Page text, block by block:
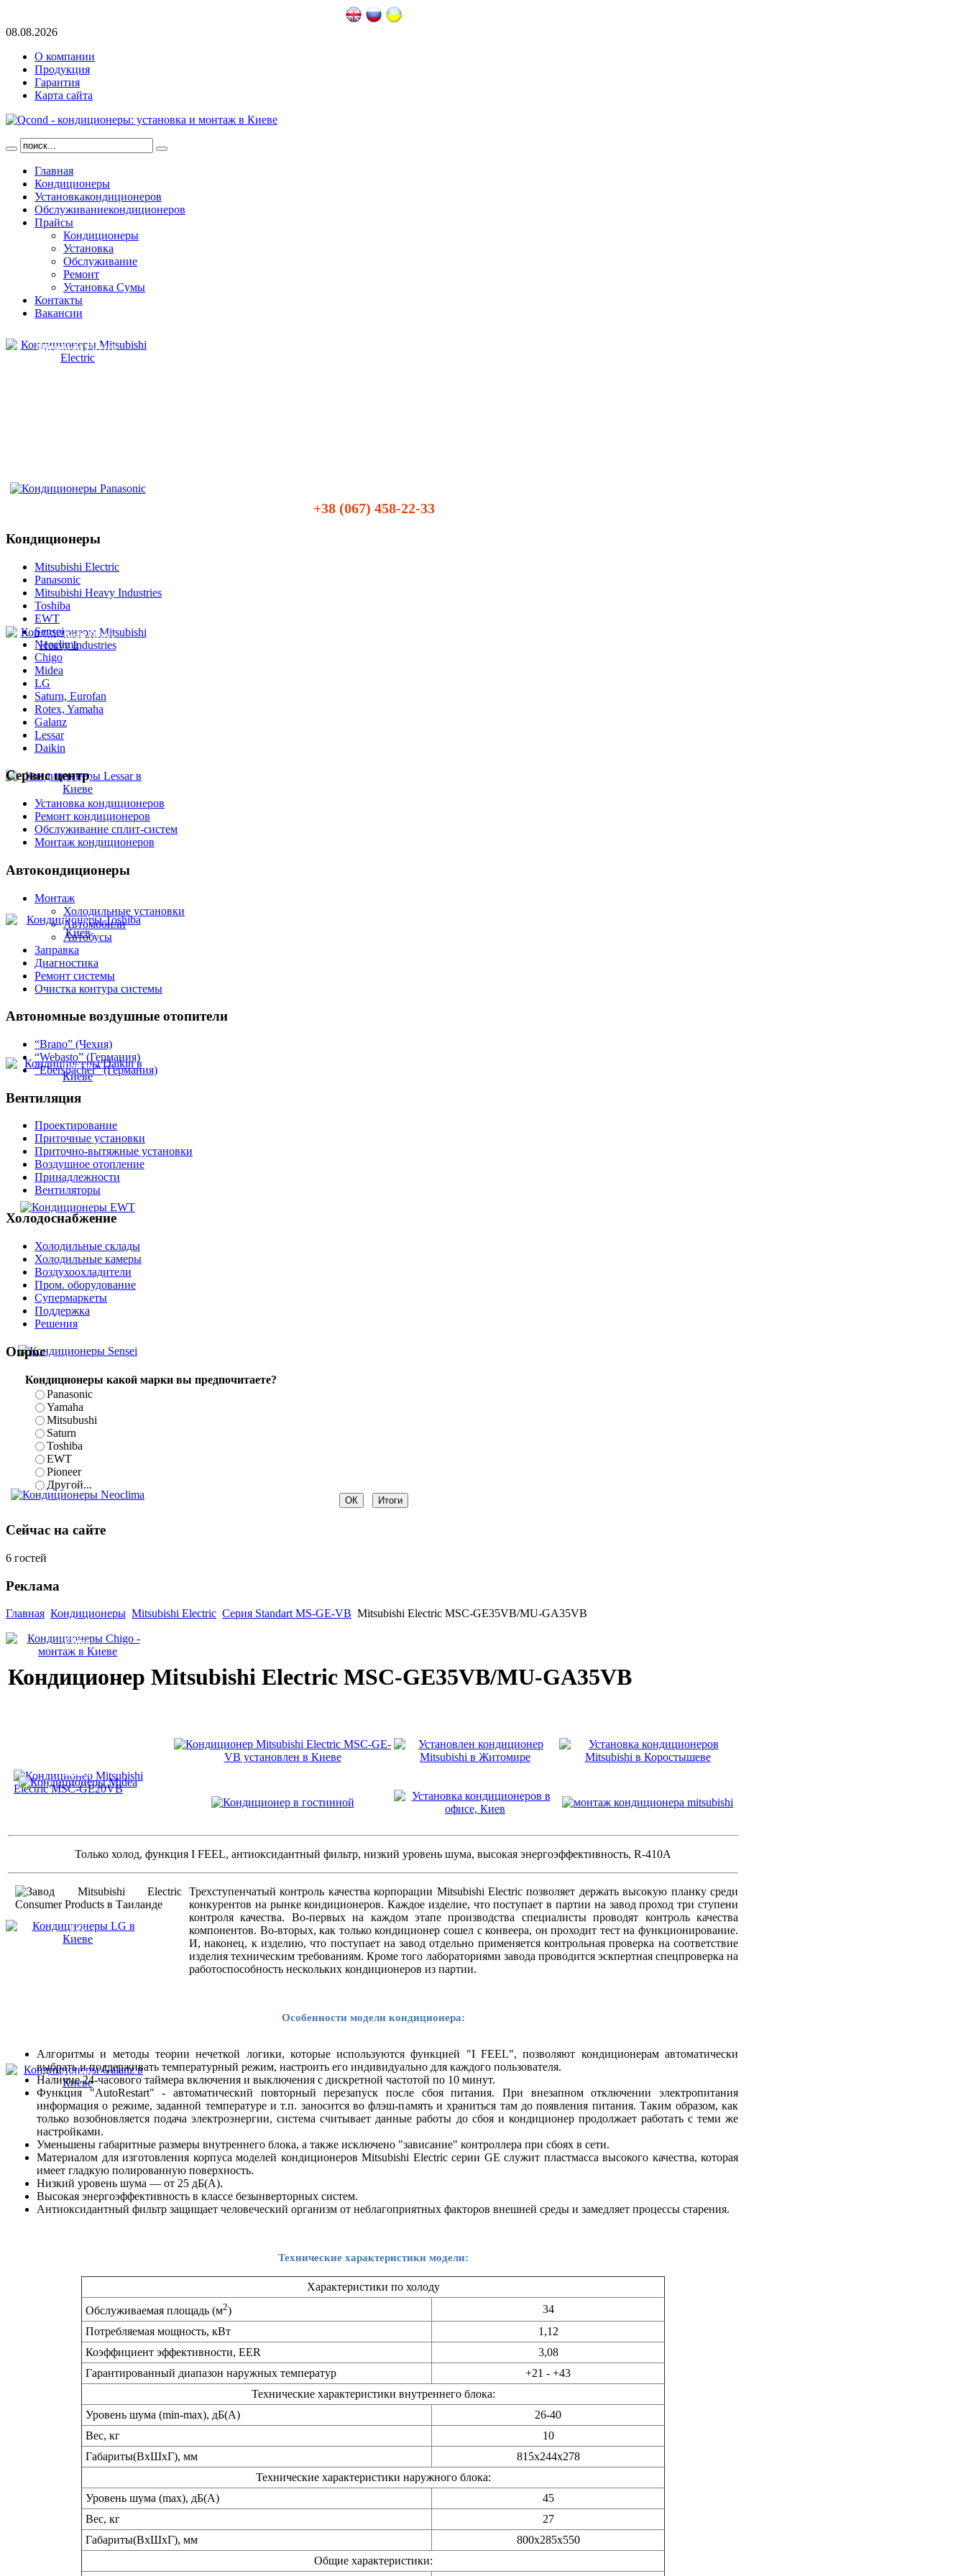
08.08.2026
О компании
Продукция
Гарантия
Карта сайта
Главная
Кондиционеры
Установкакондиционеров
Обслуживаниекондиционеров
Прайсы
Кондиционеры
Установка
Обслуживание
Ремонт
Установка Сумы
Контакты
Вакансии
Mitsubishi Electric
Mitsubishi Heavy
Lessar
Toshiba
Daikin
EWT
Neoclima
Сhigo
Midea
LG
Galanz
+38 (067) 458-22-33
Кондиционеры
Mitsubishi Electric
Panasonic
Mitsubishi Heavy Industries
Toshiba
EWT
Sensei
Neoclima
Chigo
Midea
LG
Saturn, Eurofan
Rotex, Yamaha
Galanz
Lessar
Daikin
Сервисцентр
Установка кондиционеров
Ремонт кондиционеров
Обслуживание сплит-систем
Монтаж кондиционеров
Автокондиционеры
Монтаж
Холодильные установки
Автомобили
Автобусы
Заправка
Диагностика
Ремонт системы
Очистка контура системы
Автономные воздушные отопители
“Brano” (Чехия)
“Webasto” (Германия)
“Eberspacher” (Германия)
Вентиляция
Проектирование
Приточные установки
Приточно-вытяжные установки
Воздушное отопление
Принадлежности
Вентиляторы
Холодоснабжение
Холодильные склады
Холодильные камеры
Воздухоохладители
Пром. оборудование
Cупермаркеты
Поддержка
Решения
Опрос
Кондиционеры какой марки вы предпочитаете?
Panasonic
Yamaha
Mitsubushi
Saturn
Toshiba
EWT
Pioneer
Другой...
Сейчас на сайте
6 гостей
Реклама
Главная Кондиционеры Mitsubishi Electric Серия Standart MS-GE-VB Mitsubishi Electric MSC-GE35VB/MU-GA35VB
Кондиционер Mitsubishi Electric MSC-GE35VB/MU-GA35VB
Только холод, функция I FEEL, антиоксидантный фильтр, низкий уровень шума, высокая энергоэффективность, R-410A
Трехступенчатый контроль качества корпорации Mitsubishi Electric позволяет держать высокую планку среди
конкурентов на рынке кондиционеров. Каждое изделие, что поступает в партии на завод проход три ступени
контроля качества. Во-первых на каждом этапе производства специалисты проводят контроль качества
компонентов. Во-вторых, как только кондиционер сошел с конвеера, он проходит тест на функционирование.
И, наконец, к изделию, что поступает на завод отдельно применяется контрольная проверка на соответствие
изделия техническим требованиям. Кроме того лабораториями завода проводится эскпертная спецпроверка на
работоспособность нескольких кондиционеров из партии.
Особенности модели кондиционера:
Алгоритмы и методы теории нечеткой логики, которые используются функцией "I FEEL", позволяют кондиционерам автоматически
выбрать и поддерживать температурный режим, настроить его индивидуально для каждого пользователя.
Наличие 24-часового таймера включения и выключения с дискретной частотой по 10 минут.
Функция "AutoRestart" - автоматический повторный перезапуск после сбоя питания. При внезапном отключении электропитания
информация о режиме, заданной температуре и т.п. заносится во флэш-память и храниться там до появления питания. Таким образом, как
только возобновляется подача электроэнергии, система считывает данные работы до сбоя и кондиционер продолжает работать с теми же
настройками.
Уменьшены габаритные размеры внутреннего блока, а также исключено "зависание" контроллера при сбоях в сети.
Материалом для изготовления корпуса моделей кондиционеров Mitsubishi Electric серии GE служит пластмасса высокого качества, которая
имеет гладкую полированную поверхность.
Низкий уровень шума — от 25 дБ(А).
Высокая энергоэффективность в классе безынверторных систем.
Антиоксидантный фильтр защищает человеческий организм от неблагоприятных факторов внешней среды и замедляет процессы старения.
Технические характеристики модели:
Характеристики по холоду
Обслуживаемая площадь (м2)
34
Потребляемая мощность, кВт
1,12
Коэффициент эффективности, EER
3,08
Гарантированный диапазон наружных температур
+21 - +43
Технические характеристики внутреннего блока:
Уровень шума (min-max), дБ(А)
26-40
Вес, кг
10
Габариты(ВхШхГ), мм
815х244х278
Технические характеристики наружного блока:
Уровень шума (max), дБ(А)
45
Вес, кг
27
Габариты(ВхШхГ), мм
800х285х550
Общие характеристики: